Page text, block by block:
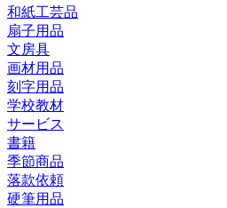
和紙工芸品
扇子用品
文房具
画材用品
刻字用品
学校教材
サービス
書籍
季節商品
落款依頼
硬筆用品